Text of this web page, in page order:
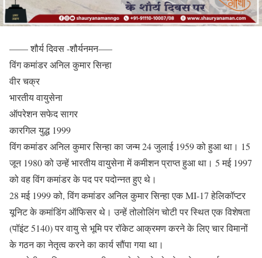
—— शौर्य दिवस -शौर्यनमन—–
विंग कमांडर अनिल कुमार सिन्हा
वीर चक्र
भारतीय वायुसेना
ऑपरेशन सफेद सागर
कारगिल युद्ध 1999
विंग कमांडर अनिल कुमार सिन्हा का जन्म 24 जुलाई 1959 को हुआ था। 15
जून 1980 को उन्हें भारतीय वायुसेना में कमीशन प्राप्त हुआ था। 5 मई 1997
को वह विंग कमांडर के पद पर पदोन्नत हुए थे।
28 मई 1999 को, विंग कमांडर अनिल कुमार सिन्हा एक MI-17 हेलिकॉप्टर
यूनिट के कमांडिंग ऑफिसर थे। उन्हें तोलोलिंग चोटी पर स्थित एक विशेषता
(पॉइंट 5140) पर वायु से भूमि पर रॉकेट आक्रमण करने के लिए चार विमानों
के गठन का नेतृत्व करने का कार्य सौंपा गया था।